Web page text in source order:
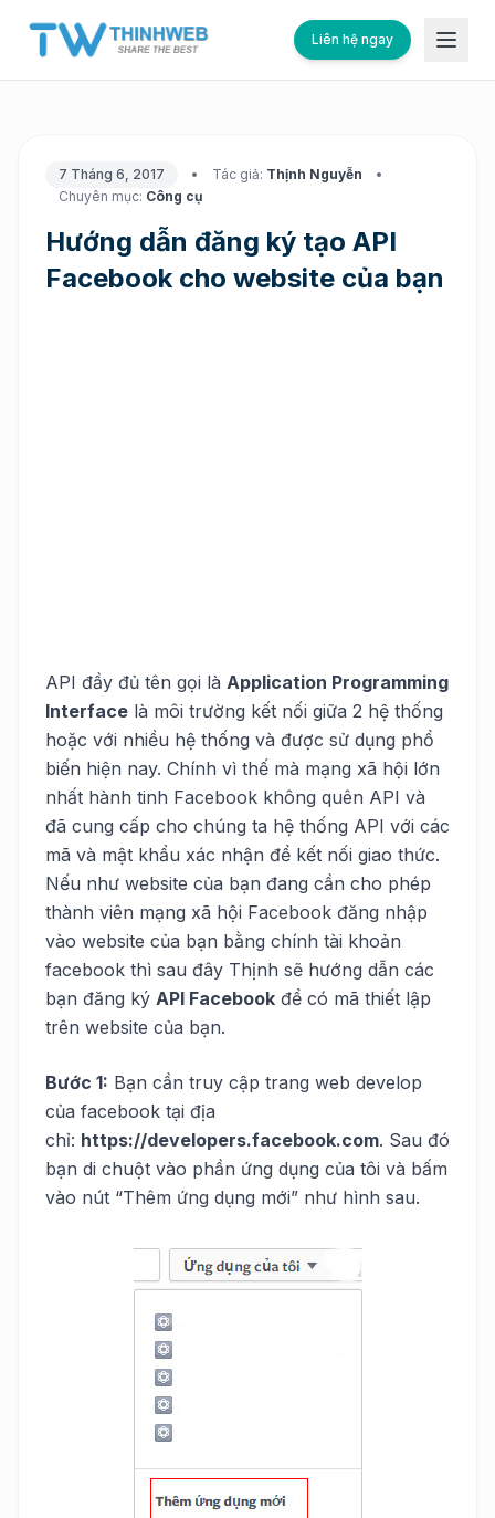
Liên hệ ngay
7 Tháng 6, 2017 • Tác giả: Thịnh Nguyễn
•
Chuyên mục: Công cụ
Hướng dẫn đăng ký tạo API
Facebook cho website của bạn
API đầy đủ tên gọi là Application Programming
Interface là môi trường kết nối giữa 2 hệ thống
hoặc với nhiều hệ thống và được sử dụng phổ
biến hiện nay. Chính vì thế mà mạng xã hội lớn
nhất hành tinh Facebook không quên API và
đã cung cấp cho chúng ta hệ thống API với các
mã và mật khẩu xác nhận để kết nối giao thức.
Nếu như website của bạn đang cần cho phép
thành viên mạng xã hội Facebook đăng nhập
vào website của bạn bằng chính tài khoản
facebook thì sau đây Thịnh sẽ hướng dẫn các
bạn đăng ký API Facebook để có mã thiết lập
trên website của bạn.
Bước 1: Bạn cần truy cập trang web develop
của facebook tại địa
chỉ: https://developers.facebook.com. Sau đó
bạn di chuột vào phần ứng dụng của tôi và bấm
vào nút “Thêm ứng dụng mới” như hình sau.